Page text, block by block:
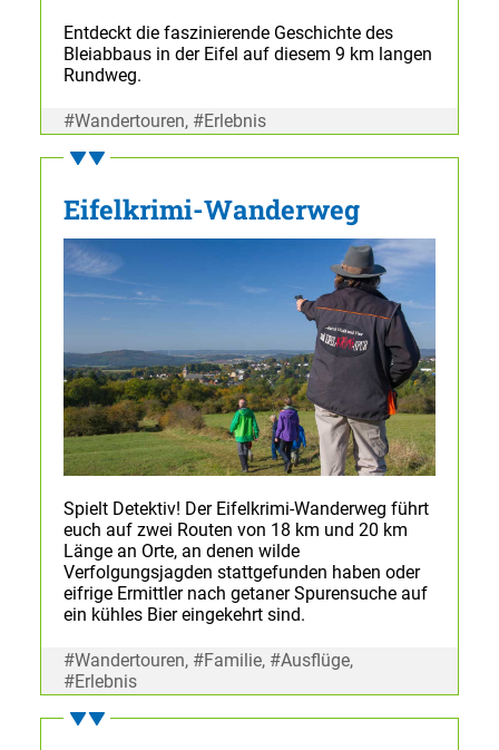
Entdeckt die faszinierende Geschichte des
Bleiabbaus in der Eifel auf diesem 9 km langen
Rundweg.
#Wandertouren, #Erlebnis
Eifelkrimi-Wanderweg
Spielt Detektiv! Der Eifelkrimi-Wanderweg führt
euch auf zwei Routen von 18 km und 20 km
Länge an Orte, an denen wilde
Verfolgungsjagden stattgefunden haben oder
eifrige Ermittler nach getaner Spurensuche auf
ein kühles Bier eingekehrt sind.
#Wandertouren, #Familie, #Ausflüge,
#Erlebnis